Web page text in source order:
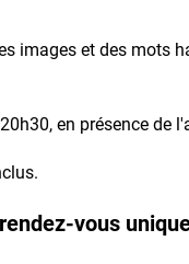
images et des
en présence de
vous